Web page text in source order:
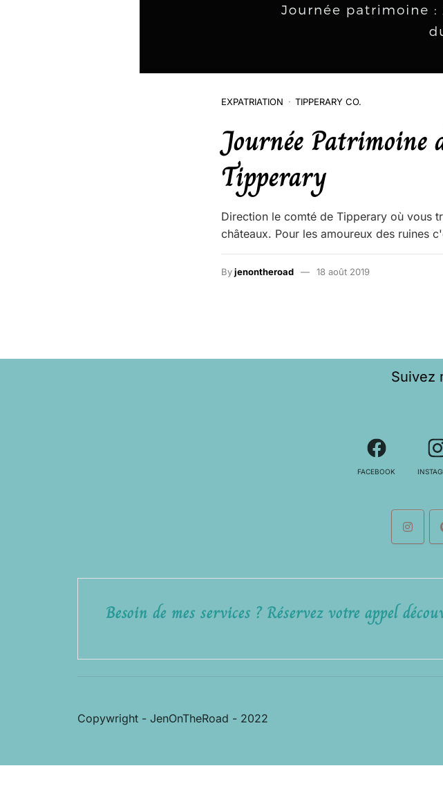
EXPATRIATION TIPPERARY CO.
Journée Patrimoine
Tipperary
Direction le comté de Tipperary où vous
châteaux. Pour les amoureux des ruines
Byjenontheroad 18 août 2019
Suivez
FACEBOOK
Besoin de mes services ? Réservez votre appel
Copywright - JenOnTheRoad - 2022